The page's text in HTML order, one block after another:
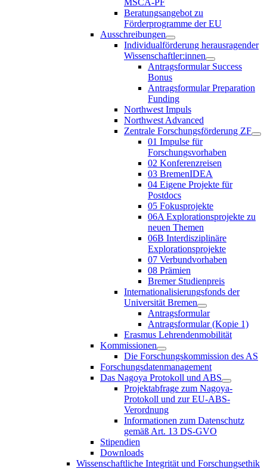
Beratungsangebot zu
Förderprogramme der EU
Ausschreibungen
Individualförderung herausragender
Wissenschaftler:innen
Antragsformular Success
Bonus
Antragsformular Preparation
Funding
Northwest Impuls
Northwest Advanced
Zentrale Forschungsförderung ZF
01 Impulse für
Forschungsvorhaben
02 Konferenzreisen
03 BremenIDEA
04 Eigene Projekte für
Postdocs
05 Fokusprojekte
06A Explorationsprojekte zu
neuen Themen
06B Interdisziplinäre
Explorationsprojekte
07 Verbundvorhaben
08 Prämien
Bremer Studienpreis
Internationalisierungsfonds der
Universität Bremen
Antragsformular
Antragsformular (Kopie 1)
Erasmus Lehrendenmobilität
Kommissionen
Die Forschungskommission des AS
Forschungsdatenmanagement
Das Nagoya Protokoll und ABS
Projektabfrage zum Nagoya-
Protokoll und zur EU-ABS-
Verordnung
Informationen zum Datenschutz
gemäß Art. 13 DS-GVO
Stipendien
Downloads
Wissenschaftliche Integrität und Forschungsethik